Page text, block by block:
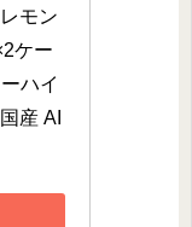
モン
ケー
ハイ
産 AI